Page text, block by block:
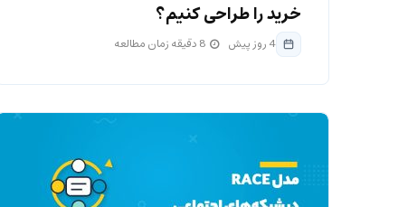
خرید را طراحی کنیم؟
4 روز پیش 8 دقیقه زمان مطالعه